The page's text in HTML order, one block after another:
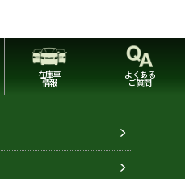
在庫車
情報
よくある
ご質問